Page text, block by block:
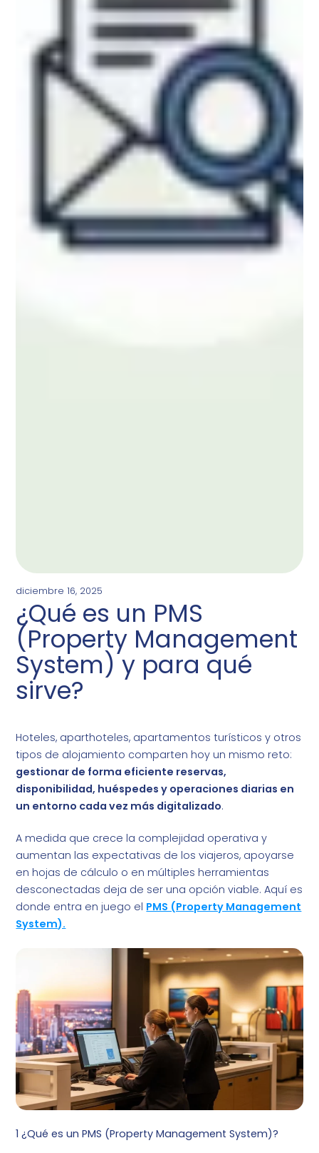
diciembre 16, 2025
¿Qué es un PMS
(Property Management
System) y para qué
sirve?
Hoteles, aparthoteles, apartamentos turísticos y otros
tipos de alojamiento comparten hoy un mismo reto:
gestionar de forma eficiente reservas,
disponibilidad, huéspedes y operaciones diarias en
un entorno cada vez más digitalizado.
A medida que crece la complejidad operativa y
aumentan las expectativas de los viajeros, apoyarse
en hojas de cálculo o en múltiples herramientas
desconectadas deja de ser una opción viable. Aquí es
donde entra en juego el PMS (Property Management
System).
1 ¿Qué es un PMS (Property Management System)?